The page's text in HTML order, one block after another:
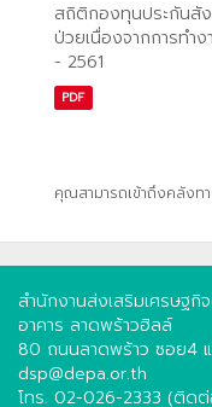
สถิติกองทุนประกันสั
ป่วยเนื่องจากการทํา
- 2561
PDF
คุณสามารถเข้าถึงคลังท
สำนักงานส่งเสริมเศรษฐ
อาคาร ลาดพร้าวฮิลล์
80 ถนนลาดพร้าว ซอย4
dsp@depa.or.th
โทร. 02-026-2333 (ติด